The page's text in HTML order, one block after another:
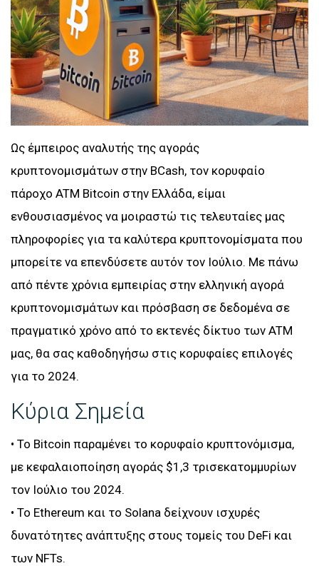
Ως έμπειρος αναλυτής της αγοράς
κρυπτονομισμάτων στην BCash, τον κορυφαίο
πάροχο ATM Bitcoin στην Ελλάδα, είμαι
ενθουσιασμένος να μοιραστώ τις τελευταίες μας
πληροφορίες για τα καλύτερα κρυπτονομίσματα που
μπορείτε να επενδύσετε αυτόν τον Ιούλιο. Με πάνω
από πέντε χρόνια εμπειρίας στην ελληνική αγορά
κρυπτονομισμάτων και πρόσβαση σε δεδομένα σε
πραγματικό χρόνο από το εκτενές δίκτυο των ATM
μας, θα σας καθοδηγήσω στις κορυφαίες επιλογές
για το 2024.
Κύρια Σημεία
• Το Bitcoin παραμένει το κορυφαίο κρυπτονόμισμα,
με κεφαλαιοποίηση αγοράς $1,3 τρισεκατομμυρίων
τον Ιούλιο του 2024.
• Το Ethereum και το Solana δείχνουν ισχυρές
δυνατότητες ανάπτυξης στους τομείς του DeFi και
των NFTs.